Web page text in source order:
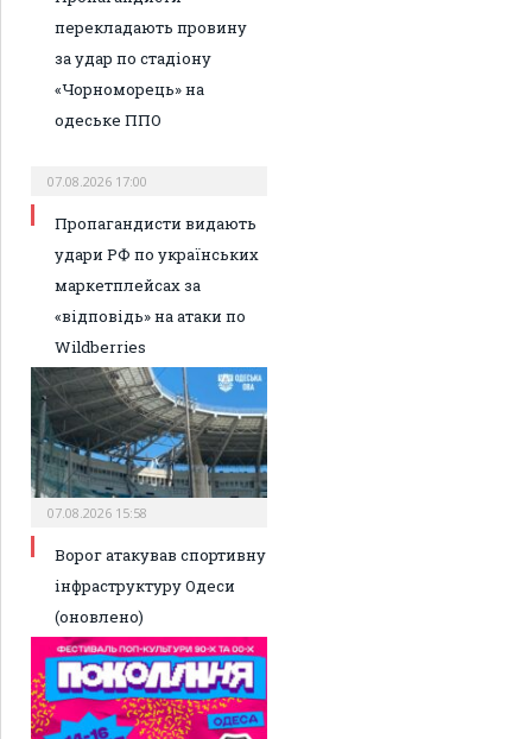
перекладають провину
за удар по стадіону
«Чорноморець» на
одеське ППО
07.08.2026 17:00
Пропагандисти видають
удари РФ по українських
маркетплейсах за
«відповідь» на атаки по
Wildberries
07.08.2026 15:58
Ворог атакував спортивну
інфраструктуру Одеси
(оновлено)